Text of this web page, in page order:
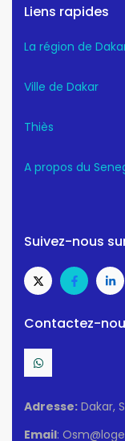
Liens rapides
La région de
Ville de Dakar
Thiès
A propos du
Suivez-nous
Contactez-
Adresse: Dakar,
Email: